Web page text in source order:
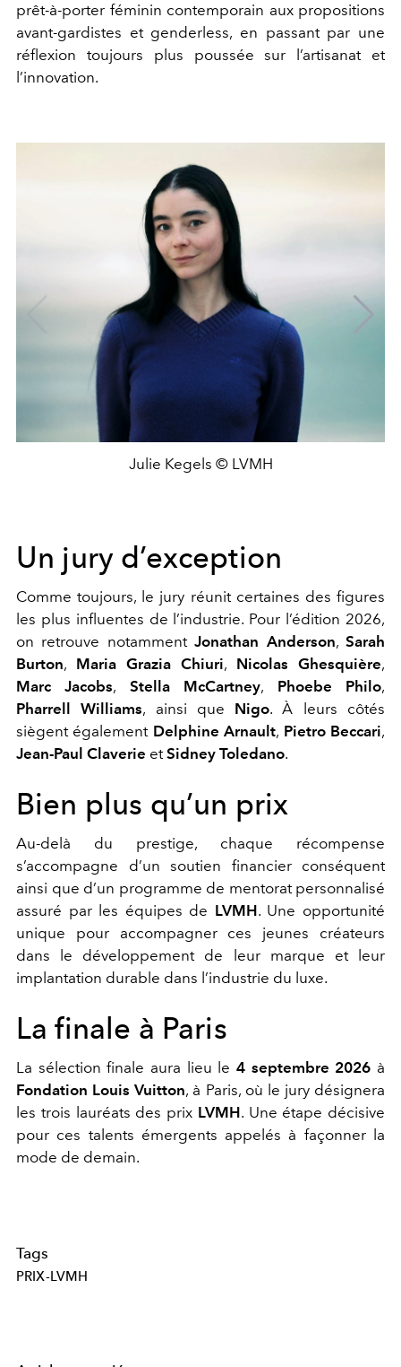
prêt-à-porter féminin contemporain aux propositions
avant-gardistes et genderless, en passant par une
réflexion toujours plus poussée sur l’artisanat et
l’innovation.
Julie Kegels © LVMH
Un jury d’exception
Comme toujours, le jury réunit certaines des figures
les plus influentes de l’industrie. Pour l’édition 2026,
on retrouve notammentJonathan Anderson,Sarah
Burton, Maria Grazia Chiuri, Nicolas Ghesquière,
Marc Jacobs, Stella McCartney, Phoebe Philo,
Pharrell Williams, ainsi que Nigo. À leurs côtés
siègent également Delphine Arnault, Pietro Beccari,
Jean-Paul Claverie etSidney Toledano.
Bien plus qu’un prix
Au-delà du prestige, chaque récompense
s’accompagne d’un soutien financier conséquent
ainsi que d’un programme de mentorat personnalisé
assuré par les équipes de LVMH. Une opportunité
unique pour accompagner ces jeunes créateurs
dans le développement de leur marque et leur
implantation durable dans l’industrie du luxe.
La finale à Paris
La sélection finale aura lieu le 4 septembre 2026 à
Fondation Louis Vuitton, à Paris, où le jury désignera
les trois lauréats des prix LVMH. Une étape décisive
pour ces talents émergents appelés à façonner la
mode de demain.
Tags
PRIX-LVMH